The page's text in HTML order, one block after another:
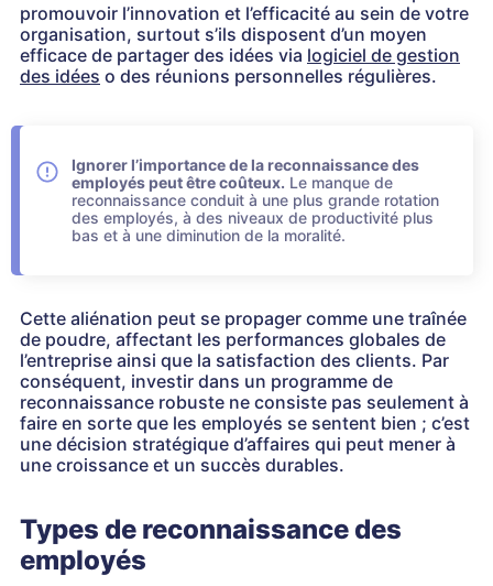
promouvoir l’innovation et l’efficacité au sein de votre
organisation, surtout s’ils disposent d’un moyen
efficace de partager des idées via logiciel de gestion
des idées o des réunions personnelles régulières.
Ignorer l’importance de la reconnaissance des
employés peut être coûteux. Le manque de
reconnaissance conduit à une plus grande rotation
des employés, à des niveaux de productivité plus
bas et à une diminution de la moralité.
Cette aliénation peut se propager comme une traînée
de poudre, affectant les performances globales de
l’entreprise ainsi que la satisfaction des clients. Par
conséquent, investir dans un programme de
reconnaissance robuste ne consiste pas seulement à
faire en sorte que les employés se sentent bien ; c’est
une décision stratégique d’affaires qui peut mener à
une croissance et un succès durables.
Types de reconnaissance des
employés